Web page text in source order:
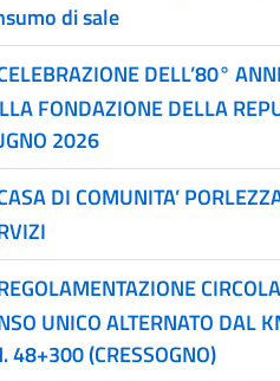
di sale
DELL’80°
FONDAZIONE DELLA
2026
DI COMUNITA’
UNICO ALTERNATO DAL
48+300 (CRESSOGNO)